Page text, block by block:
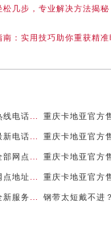
几步，专业解决方法揭秘
：实用技巧助你重获精准